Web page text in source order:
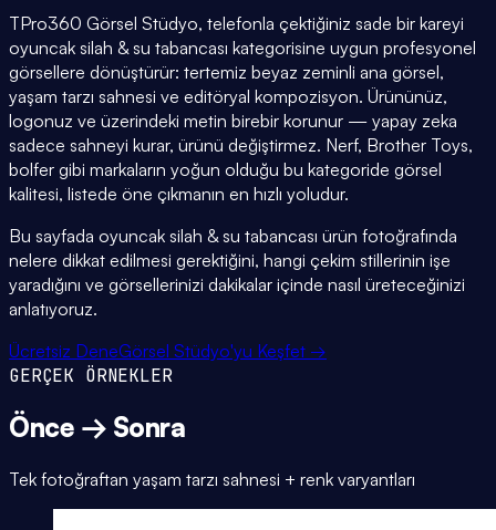
TPro360 Görsel Stüdyo, telefonla çektiğiniz sade bir kareyi
oyuncak silah & su tabancası kategorisine uygun profesyonel
görsellere dönüştürür: tertemiz beyaz zeminli ana görsel,
yaşam tarzı sahnesi ve editöryal kompozisyon. Ürününüz,
logonuz ve üzerindeki metin birebir korunur — yapay zeka
sadece sahneyi kurar, ürünü değiştirmez. Nerf, Brother Toys,
bolfer gibi markaların yoğun olduğu bu kategoride görsel
kalitesi, listede öne çıkmanın en hızlı yoludur.
Bu sayfada oyuncak silah & su tabancası ürün fotoğrafında
nelere dikkat edilmesi gerektiğini, hangi çekim stillerinin işe
yaradığını ve görsellerinizi dakikalar içinde nasıl üreteceğinizi
anlatıyoruz.
Ücretsiz DeneGörsel Stüdyo'yu Keşfet →
GERÇEK ÖRNEKLER
Önce → Sonra
Tek fotoğraftan yaşam tarzı sahnesi + renk varyantları